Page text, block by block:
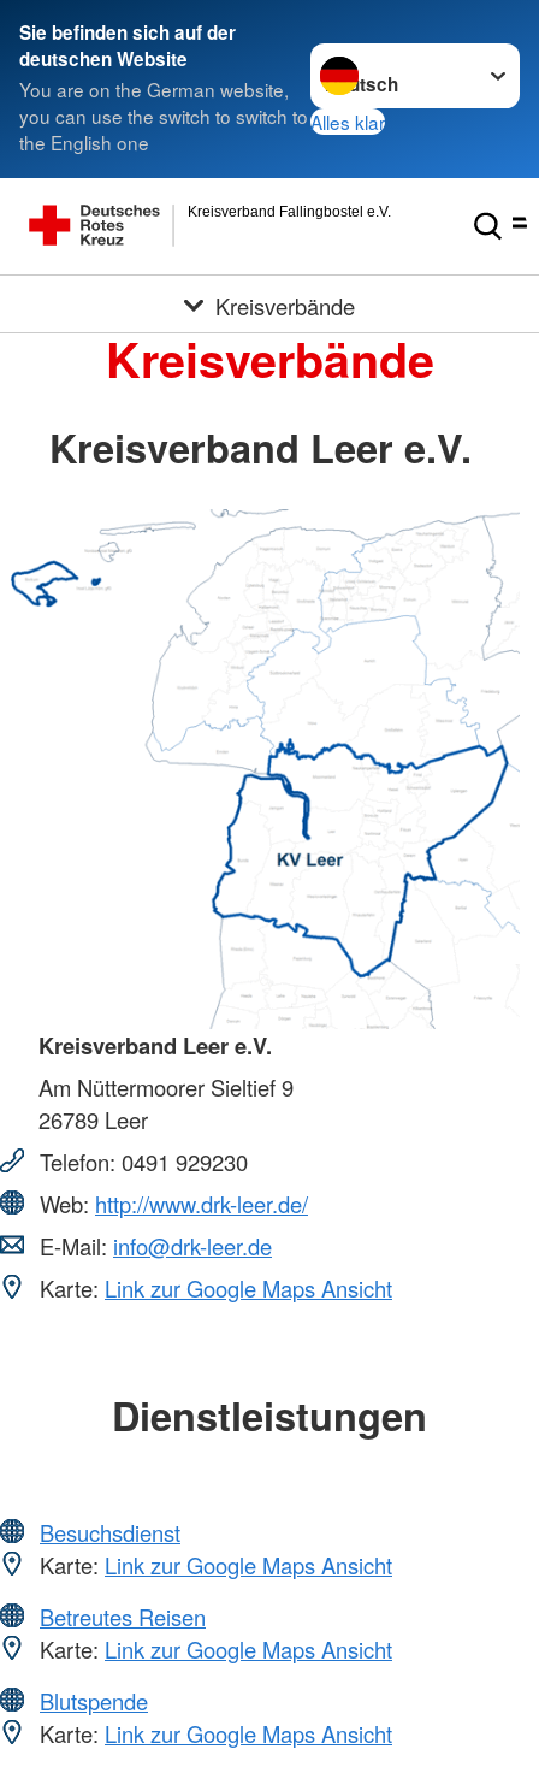
Sie befinden sich auf der
deutschen Website
You are on the German website,
you can use the switch to switch to
the English one
Sprache wechseln zu
Alles klar
Kreisverband Fallingbostel e.V.
Kreisverbände
Kreisverbände
Kreisverband Leer e.V.
Kreisverband Leer e.V.
Am Nüttermoorer Sieltief 9
26789 Leer
Telefon: 0491 929230
Web: http://www.drk-leer.de/
E-Mail: info@drk-leer.de
Karte: Link zur Google Maps Ansicht
Dienstleistungen
Besuchsdienst
Karte: Link zur Google Maps Ansicht
Betreutes Reisen
Karte: Link zur Google Maps Ansicht
Blutspende
Karte: Link zur Google Maps Ansicht